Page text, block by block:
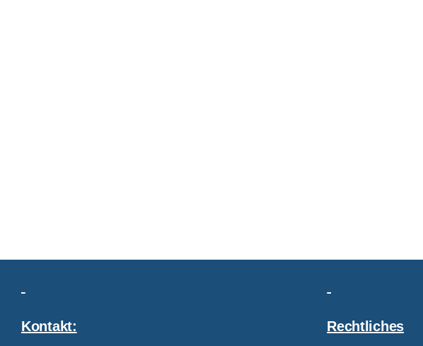
Kontakt: Rechtliches